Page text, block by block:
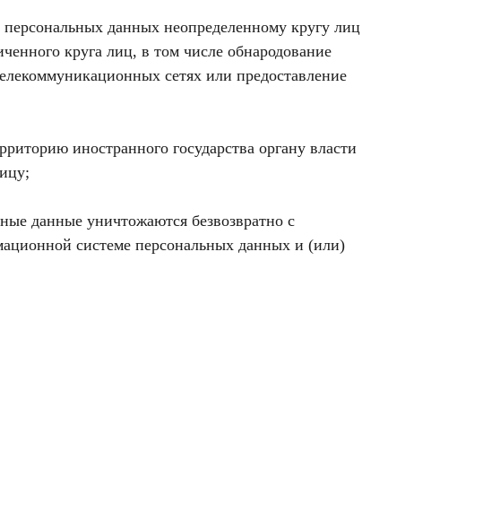
данных неопределенному кругу лиц
круга лиц, в том числе обнародование
сетях или предоставление
иностранного государства органу власти
данные уничтожаются безвозвратно с
системе персональных данных и (или)